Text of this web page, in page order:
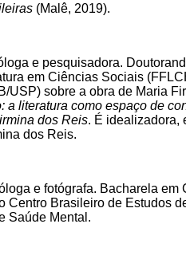
(Malê, 2019).
e pesquisadora.
em Ciências Sociais
USP) sobre a obra de Maria
a literatura como espaço de
dos Reis. É idealizadora,
dos Reis.
e fotógrafa. Bacharela em
Centro Brasileiro de Estudos
Saúde Mental.